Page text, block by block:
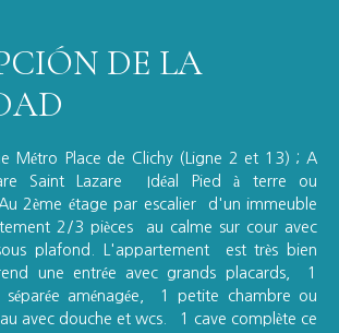
DE LA
Métro Place de Clichy (Ligne 2 et 13) ; A
Saint Lazare Idéal Pied à terre ou
2ème étage par escalier d'un immeuble
2/3 pièces au calme sur cour avec
plafond. L'appartement est très bien
une entrée avec grands placards, 1
aménagée, 1 petite chambre ou
avec douche et wcs. 1 cave complète ce